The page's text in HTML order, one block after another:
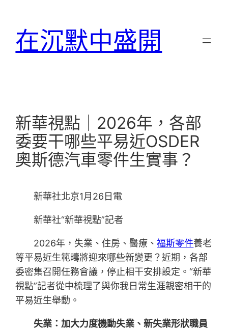
在沉默中盛開
新華視點｜2026年，各部
委要干哪些平易近OSDER
奧斯德汽車零件生實事？
新華社北京1月26日電
新華社“新華視點”記者
2026年，失業、住房、醫療、福斯零件養老
等平易近生範疇將迎來哪些新變更？近期，各部
委密集召開任務會議，停止相干安排設定。“新華
視點”記者從中梳理了與你我日常生涯親密相干的
平易近生舉動。
失業：加大力度機動失業、新失業形狀職員